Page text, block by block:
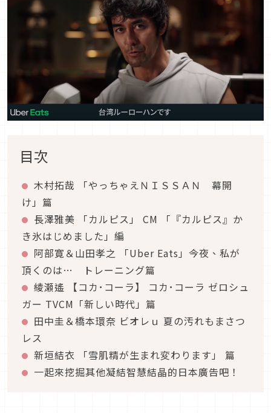
目次
木村拓哉 「やっちゃえＮＩＳＳＡＮ 幕開
け」篇
長澤雅美 「カルピス」 CM 「『カルピス』か
き氷はじめました」編
阿部寛＆山田孝之 「Uber Eats」今夜、私が
頂くのは… トレーニング篇
綾瀬遙 【コカ･コーラ】 コカ･コーラ ゼロシュ
ガー TVCM「新しい時代」篇
田中圭＆橋本環奈 ビオレｕ 夏の汚れもまさつ
レス
新垣結衣 「雪肌精が生まれ変わります」 篇
一起來挖掘其他凝結智慧結晶的日本廣告吧！